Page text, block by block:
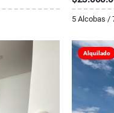
5 Alcobas /
Alquilado